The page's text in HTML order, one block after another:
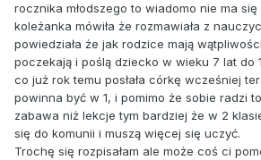
rocznika młodszego to wiadomo nie ma
koleżanka mówiła że rozmawiała z
powiedziała że jak rodzice mają
poczekają i poślą dziecko w wieku 7 lat do
co już rok temu posłała córkę wcześniej
powinna być w 1, i pomimo że sobie radzi
zabawa niż lekcje tym bardziej że w 2
się do komunii i muszą więcej się uczyć.
Trochę się rozpisałam ale może coś ci